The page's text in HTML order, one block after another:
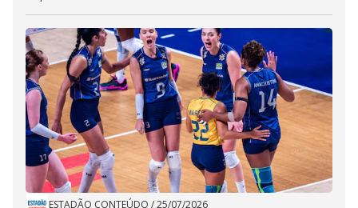
ESTADÃO CONTEÚDO /25/07/2026